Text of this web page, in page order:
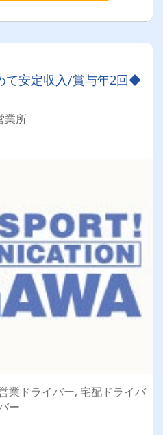
て安定収入/賞与年2回◆
業所
業ドライバー, 宅配ドライバ
ー